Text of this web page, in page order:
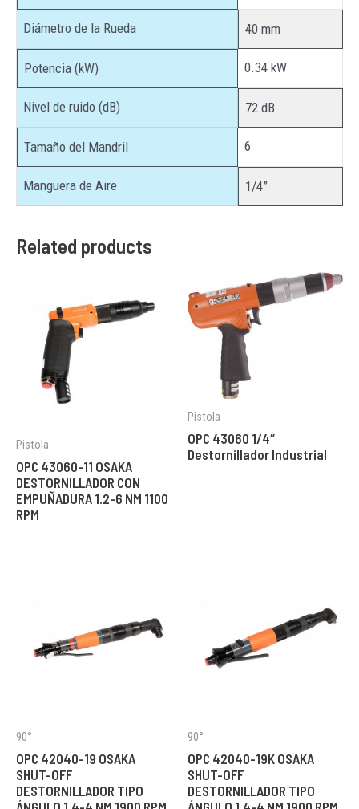
Diámetro de la Rueda 40 mm
Potencia (kW) 0.34 kW
Nivel de ruido (dB) 72 dB
Tamaño del Mandril 6
Manguera de Aire 1/4”
Related products
Pistola
OPC 43060-11 OSAKA
DESTORNILLADOR CON
EMPUÑADURA 1.2-6 NM 1100
RPM
Pistola
OPC 43060 1/4″
Destornillador Industrial
90°
OPC 42040-19 OSAKA
SHUT-OFF
DESTORNILLADOR TIPO
90°
OPC 42040-19K OSAKA
SHUT-OFF
DESTORNILLADOR TIPO